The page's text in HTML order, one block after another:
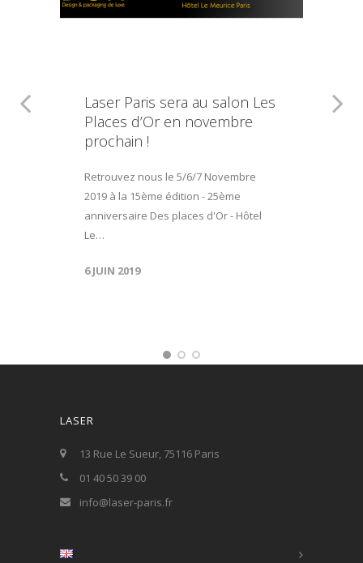
Laser Paris sera au salon Les
Places d’Or en novembre
prochain !
Retrouvez nous le 5/6/7 Novembre
2019 à la 15ème édition - 25ème
anniversaire Des places d'Or - Hôtel
Le…
6 JUIN 2019
LASER
13 Rue Le Sueur, 75116 Paris
01 40 50 39 00
info@laser-paris.fr